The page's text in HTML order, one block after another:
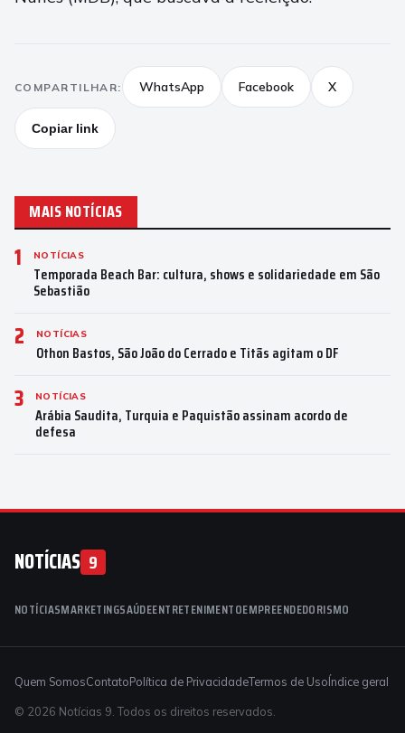
COMPARTILHAR: WhatsApp Facebook X
Copiar link
MAIS NOTÍCIAS
1 NOTÍCIAS
Temporada Beach Bar: cultura, shows e solidariedade em São
Sebastião
2 NOTÍCIAS
Othon Bastos, São João do Cerrado e Titãs agitam o DF
3 NOTÍCIAS
Arábia Saudita, Turquia e Paquistão assinam acordo de
defesa
NOTÍCIAS 9
NOTÍCIASMARKETINGSAÚDEENTRETENIMENTOEMPREENDEDORISMO
Quem SomosContatoPolítica de PrivacidadeTermos de UsoÍndice geral
© 2026 Notícias 9. Todos os direitos reservados.